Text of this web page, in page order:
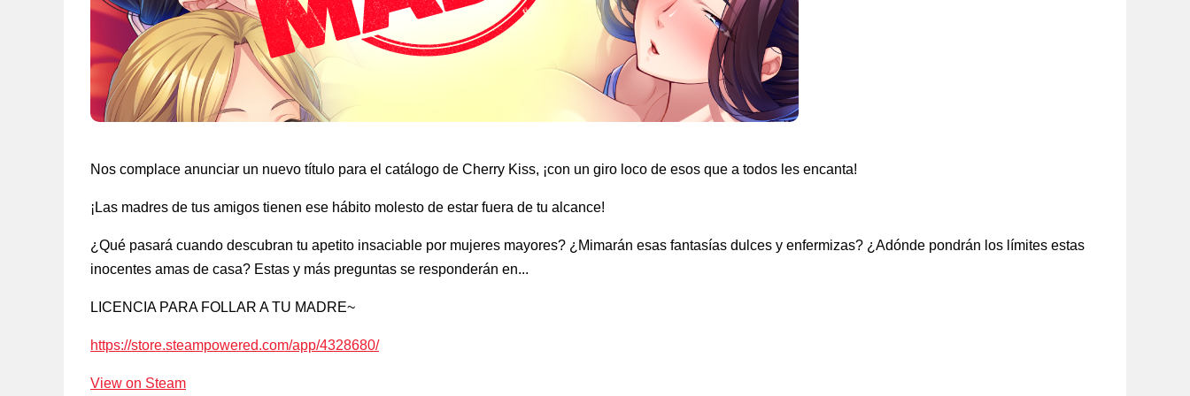
Nos complace anunciar un nuevo título para el catálogo de Cherry Kiss, ¡con un giro loco de esos que a todos les encanta!
¡Las madres de tus amigos tienen ese hábito molesto de estar fuera de tu alcance!
¿Qué pasará cuando descubran tu apetito insaciable por mujeres mayores? ¿Mimarán esas fantasías dulces y enfermizas? ¿Adónde pondrán los límites estas
inocentes amas de casa? Estas y más preguntas se responderán en...
LICENCIA PARA FOLLAR A TU MADRE~
https://store.steampowered.com/app/4328680/
View on Steam